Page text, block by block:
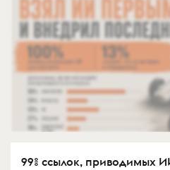
99% ссылок, приводимых